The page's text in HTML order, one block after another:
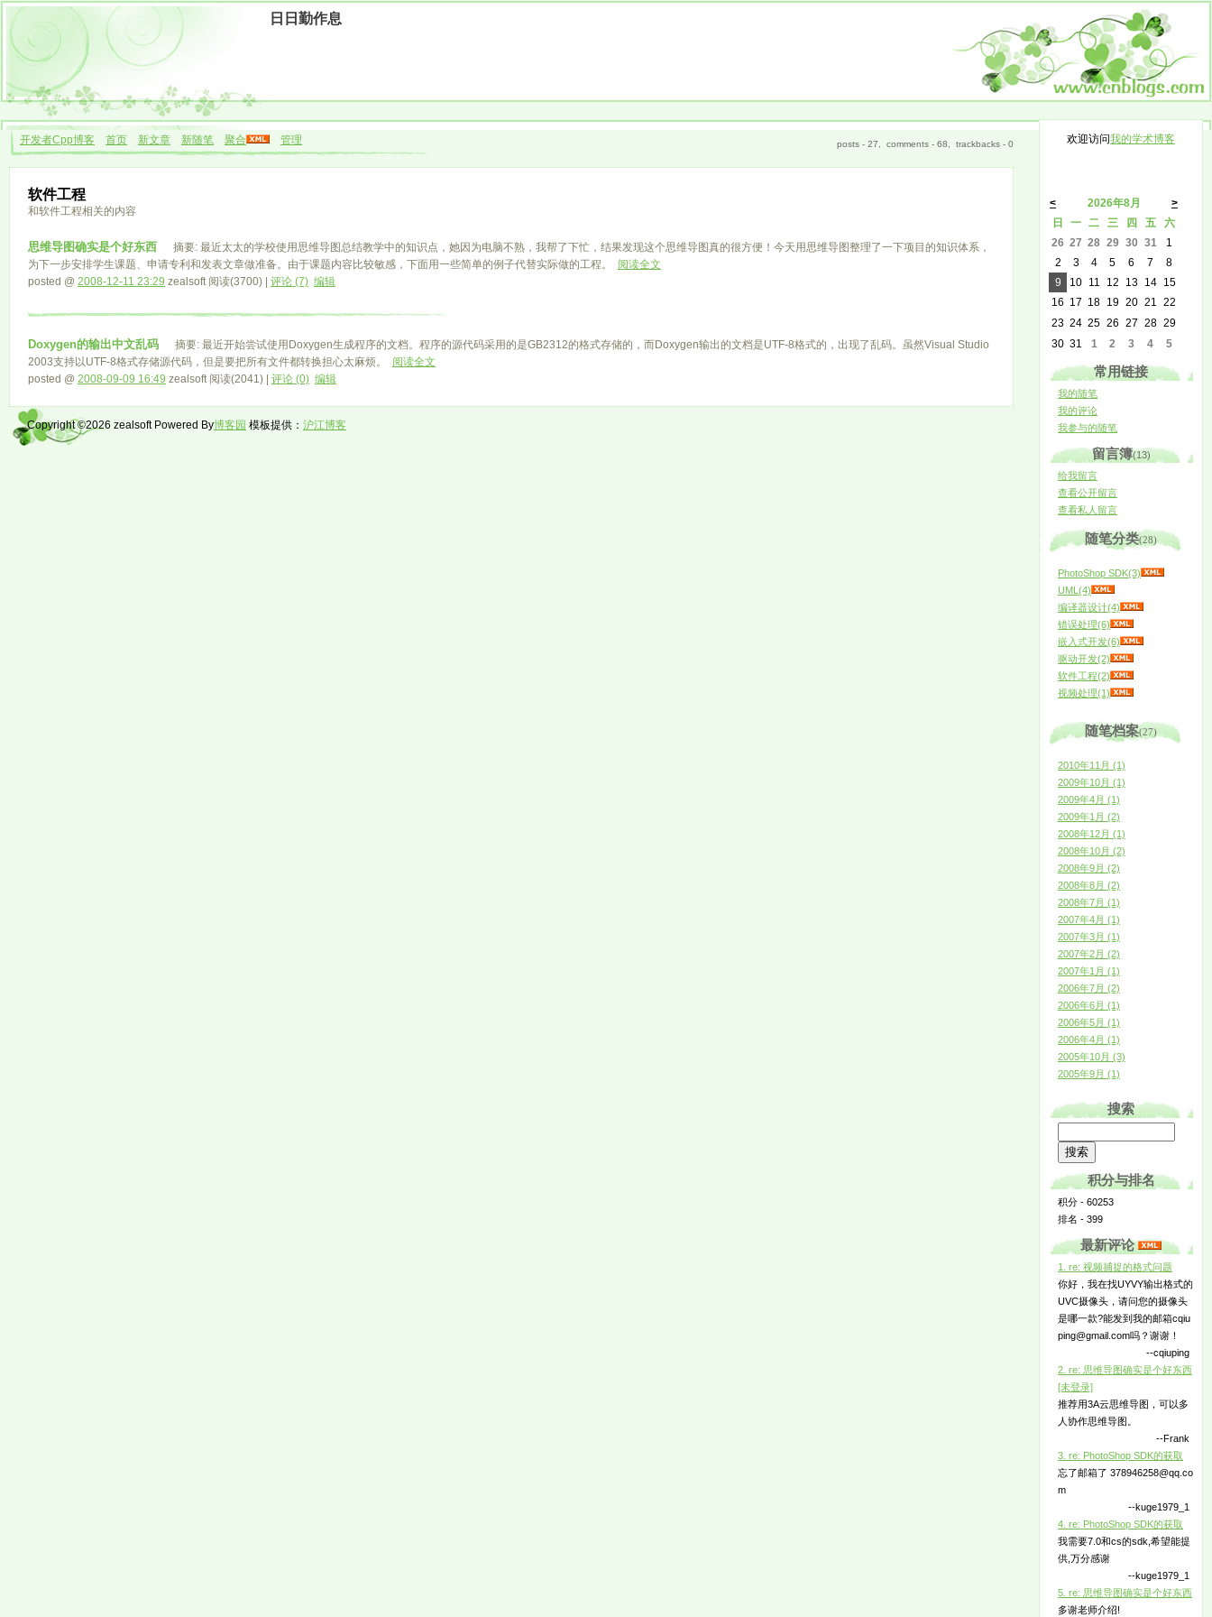
日日勤作息
开发者Cpp博客 首页 新文章 新随笔 聚合 管理 posts - 27, comments - 68, trackbacks - 0
软件工程
和软件工程相关的内容
思维导图确实是个好东西 摘要: 最近太太的学校使用思维导图总结教学中的知识点，她因为电脑不熟，我帮了下忙，结果发现这个思维导图真的很方便！今天用思维导图整理了一下项目的知识体系，
为下一步安排学生课题、申请专利和发表文章做准备。由于课题内容比较敏感，下面用一些简单的例子代替实际做的工程。 阅读全文
posted @ 2008-12-11 23:29 zealsoft 阅读(3700) | 评论 (7) 编辑
Doxygen的输出中文乱码 摘要: 最近开始尝试使用Doxygen生成程序的文档。程序的源代码采用的是GB2312的格式存储的，而Doxygen输出的文档是UTF-8格式的，出现了乱码。虽然Visual Studio
2003支持以UTF-8格式存储源代码，但是要把所有文件都转换担心太麻烦。 阅读全文
posted @ 2008-09-09 16:49 zealsoft 阅读(2041) | 评论 (0) 编辑
欢迎访问我的学术博客
< 2026年8月
>
日
一 二 三 四 五
六
26 27 28 29 30 31
1
2
3 4 5 6 7
8
9
10 11 12 13 14
15
16 17 18 19 20 21 22
23 24 25 26 27 28 29
30 31 1 2 3 4 5
常用链接
我的随笔
我的评论
我参与的随笔
留言簿(13)
给我留言
查看公开留言
查看私人留言
随笔分类(28)
PhotoShop SDK(3)
UML(4)
编译器设计(4)
错误处理(6)
嵌入式开发(6)
驱动开发(2)
软件工程(2)
视频处理(1)
随笔档案(27)
2010年11月 (1)
2009年10月 (1)
2009年4月 (1)
2009年1月 (2)
2008年12月 (1)
2008年10月 (2)
2008年9月 (2)
2008年8月 (2)
2008年7月 (1)
2007年4月 (1)
2007年3月 (1)
2007年2月 (2)
2007年1月 (1)
2006年7月 (2)
2006年6月 (1)
2006年5月 (1)
2006年4月 (1)
2005年10月 (3)
2005年9月 (1)
搜索
积分与排名
积分 - 60253
排名 - 399
最新评论
1. re: 视频捕捉的格式问题
你好，我在找UYVY输出格式的
UVC摄像头，请问您的摄像头
是哪一款?能发到我的邮箱cqiu
ping@gmail.com吗？谢谢！
--cqiuping
2. re: 思维导图确实是个好东西
[未登录]
推荐用3A云思维导图，可以多
人协作思维导图。
--Frank
3. re: PhotoShop SDK的获取
忘了邮箱了 378946258@qq.co
m
--kuge1979_1
4. re: PhotoShop SDK的获取
我需要7.0和cs的sdk,希望能提
供,万分感谢
--kuge1979_1
5. re: 思维导图确实是个好东西
多谢老师介绍!
Copyright ©2026 zealsoft Powered By博客园 模板提供： 沪江博客